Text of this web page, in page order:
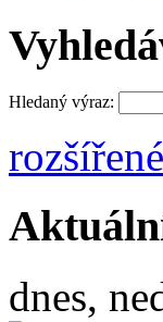
Hledaný výraz:
dnes,